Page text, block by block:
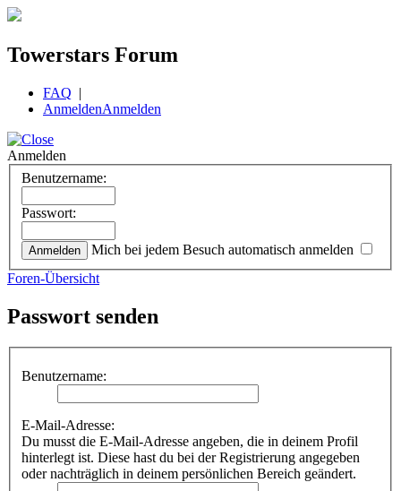
Towerstars Forum
FAQ |
AnmeldenAnmelden
Anmelden
Benutzername:
Passwort:
Mich bei jedem Besuch automatisch anmelden
Foren-Übersicht
Passwort senden
Benutzername:
E-Mail-Adresse:
Du musst die E-Mail-Adresse angeben, die in deinem Profil
hinterlegt ist. Diese hast du bei der Registrierung angegeben
oder nachträglich in deinem persönlichen Bereich geändert.